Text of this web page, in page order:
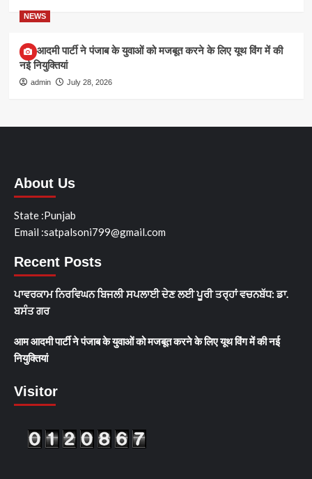
NEWS
आम आदमी पार्टी ने पंजाब के युवाओं को मजबूत करने के लिए यूथ विंग में की
नई नियुक्तियां
admin July 28, 2026
About Us
State :Punjab
Email :satpalsoni799@gmail.com
Recent Posts
ਪਾਵਰਕਾਮ ਨਿਰਵਿਘਨ ਬਿਜਲੀ ਸਪਲਾਈ ਦੇਣ ਲਈ ਪੂਰੀ ਤਰ੍ਹਾਂ ਵਚਨਬੱਧ: ਡਾ.
ਬਸੰਤ ਗਰ
आम आदमी पार्टी ने पंजाब के युवाओं को मजबूत करने के लिए यूथ विंग में की नई
नियुक्तियां
Visitor